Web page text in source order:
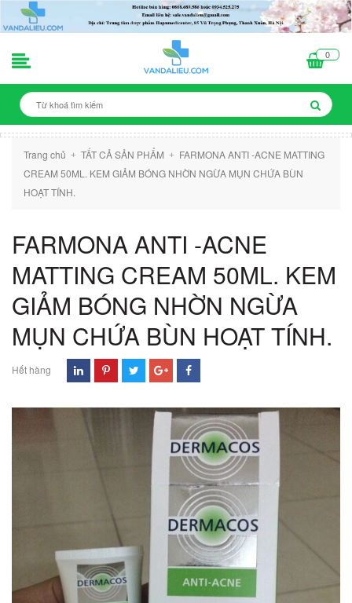
0
Trang chủ + TẤT CẢ SẢN PHẨM +
FARMONA ANTI -ACNE MATTING
CREAM 50ML. KEM GIẢM BÓNG NHỜN NGỪA MỤN CHỨA BÙN
HOẠT TÍNH.
FARMONA ANTI -ACNE
MATTING CREAM 50ML. KEM
GIẢM BÓNG NHỜN NGỪA
MỤN CHỨA BÙN HOẠT TÍNH.
Hết hàng